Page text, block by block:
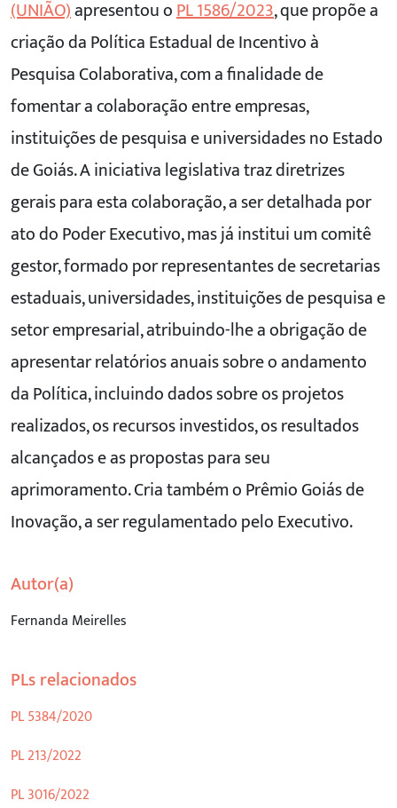
(UNIÃO)apresentou oPL 1586/2023, que propõe a
criação da Política Estadual de Incentivo à
Pesquisa Colaborativa, com a finalidade de
fomentar a colaboração entre empresas,
instituições de pesquisa e universidades no Estado
de Goiás. A iniciativa legislativa traz diretrizes
gerais para esta colaboração, a ser detalhada por
ato do Poder Executivo, mas já institui um comitê
gestor, formado por representantes de secretarias
estaduais, universidades, instituições de pesquisa e
setor empresarial, atribuindo-lhe a obrigação de
apresentar relatórios anuais sobre o andamento
da Política, incluindo dados sobre os projetos
realizados, os recursos investidos, os resultados
alcançados e as propostas para seu
aprimoramento. Cria também o Prêmio Goiás de
Inovação, a ser regulamentado pelo Executivo.
Autor(a)
Fernanda Meirelles
PLs relacionados
PL 5384/2020
PL 213/2022
PL 3016/2022